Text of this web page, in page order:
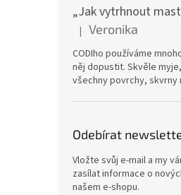
Hodnocení produktu je 5
| Veronika
CODIho používáme
něj dopustit. Skvěle
všechny povrchy,
Odebírat
Vložte svůj e-mail a my
zasílat informace o
našem e-shopu.